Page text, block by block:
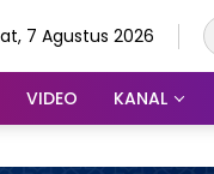
7 Agustus 2026
VIDEO KANAL